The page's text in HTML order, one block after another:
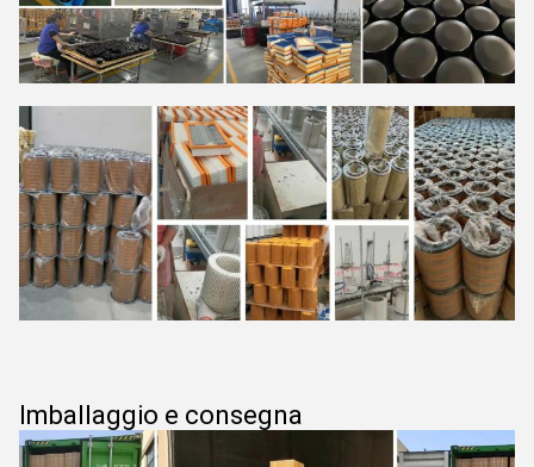
Imballaggio e consegna